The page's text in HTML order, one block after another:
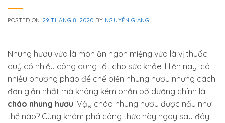
POSTED ON 29 THÁNG 8, 2020 BY NGUYỄN GIANG
Nhung hươu vừa là món ăn ngon miệng vừa là vị thuốc
quý có nhiều công dụng tốt cho sức khỏe. Hiện nay, có
nhiều phương pháp để chế biến nhung hươu nhưng cách
đơn giản nhất mà không kém phần bổ dưỡng chính là
cháo nhung hươu. Vậy cháo nhung hươu được nấu như
thế nào? Cùng khám phá công thức này ngay sau đây